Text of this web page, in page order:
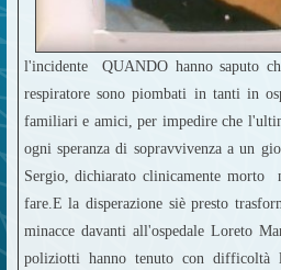
l'incidente QUANDO hanno saputo
respiratore sono piombati in tanti in
familiari e amici, per impedire che
ogni speranza di sopravvivenza a un
Sergio, dichiarato clinicamente morto
fare.E la disperazione siè presto
minacce davanti all'ospedale Loreto
poliziotti hanno tenuto con difficoltà